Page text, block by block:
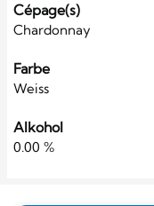
Cépage(s)
Chardonnay
Farbe
Weiss
Alkohol
0.00 %